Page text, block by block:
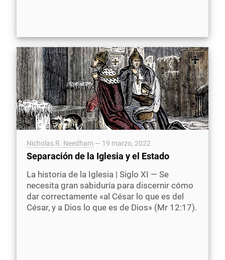
Nicholas R. Needham — 19 marzo, 2022
Separación de la Iglesia y el Estado
La historia de la Iglesia | Siglo XI — Se
necesita gran sabiduría para discernir cómo
dar correctamente «al César lo que es del
César, y a Dios lo que es de Dios» (Mr 12:17).